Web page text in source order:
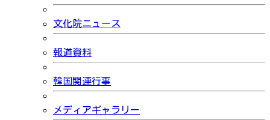
文化院ニュース
報道資料
韓国関連行事
メディアギャラリー